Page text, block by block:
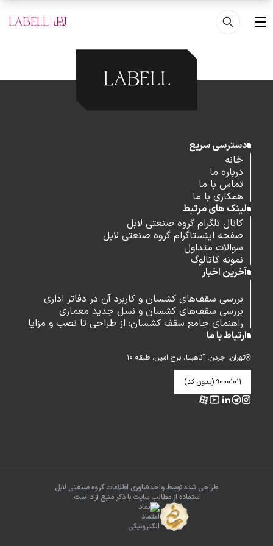
رفتن به محتوای اصلی
منو
دسترسی سریع
خانه
درباره ما
تماس با ما
همکاری با ما
لینک های مرتبط
کانال تلگرام گروه صنعتی لابل
صفحه اینستاگرام گروه صنعتی لابل
سوالات متداول
نمونه کاتالوگ
آخرین اخبار
بررسی سقف‌های کشسان و کاربرد آن در دفاتر اداری
بررسی سقف‌های کشسان و نسل جدید معماری
راهنمای جامع سقف کشسان: از طراحی تا نصب و مزایا
ارتباط با ما
تهران، جردن، آناهیتا، برج امین، طبقه ۱۰
۹۰۰۰۱۰۱۱ (بدون کد)
طراحی شده توسط واحدفناوری اطلاعات گروه صنعتی لابل
استفاده از مطالب سایت با ذکر منبع آزاد است.